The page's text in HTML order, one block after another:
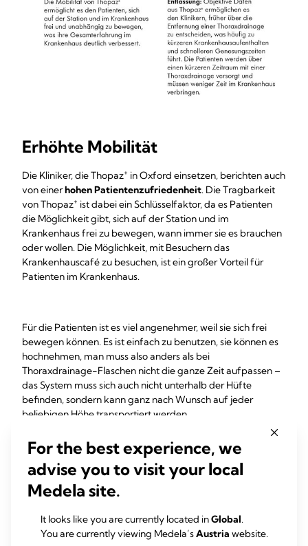
Erhöhte Mobilität
Die Kliniker, die Thopaz+ in Oxford einsetzen, berichten auch
von einerhohen Patientenzufriedenheit. Die Tragbarkeit
von Thopaz+ ist dabei ein Schlüsselfaktor, da es Patienten
die Möglichkeit gibt, sich auf der Station und im
Krankenhaus frei zu bewegen, wann immer sie es brauchen
oder wollen. Die Möglichkeit, mit Besuchern das
Krankenhauscafé zu besuchen, ist ein großer Vorteil für
Patienten im Krankenhaus.
Für die Patienten ist es viel angenehmer, weil sie sich frei
bewegen können. Es ist einfach zu benutzen, sie können es
hochnehmen, man muss also anders als bei
Thoraxdrainage-Flaschen nicht die ganze Zeit aufpassen –
das System muss sich auch nicht unterhalb der Hüfte
befinden, sondern kann ganz nach Wunsch auf jeder
beliebigen Höhe transportiert werden…
Schnellere Genesung und
Entlassung
Drainage haben und Trends erkennen können, die auf
Fortschritte hindeuten, kann das digitale Gerät oft früher
For the best experience, we
advise you to visit your local
Medela site.
It looks like you are currently located inGlobal.
You are currently viewing Medela’sAustria website.